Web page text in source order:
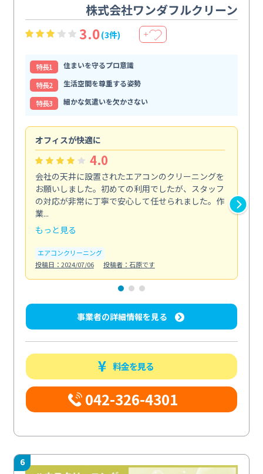
株式会社ワンダフルクリーン
3.0(3件) ＋
特⻑1
住まいを守るプロ意識
特⻑2
生活空間を尊重する姿勢
特⻑3
細かな気遣いを欠かさない
オフィスが快適に
4.0
会社の天井に設置されたエアコンのクリーニングを
お願いしました。初めての利用でしたが、スタッフ
の対応が非常に丁寧で安心して任せられました。作
業...
もっと見る
エアコンクリーニング
投稿日：2024/07/06
投稿者：石原です
事業者の詳細情報を見る
料金を見る
042-326-4301
6